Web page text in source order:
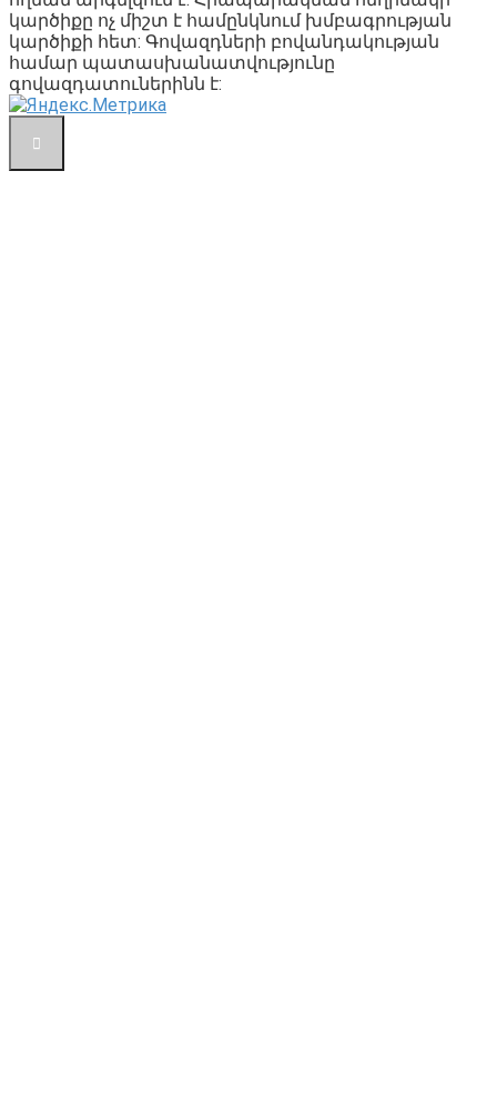
կարծիքը ոչ միշտ է համընկնում խմբագրության
կարծիքի հետ: Գովազդների բովանդակության
համար պատասխանատվությունը
գովազդատուներինն է: